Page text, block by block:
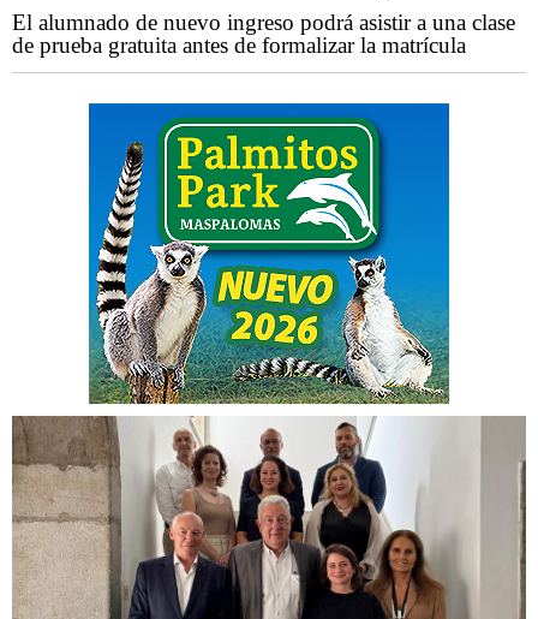
El alumnado de nuevo ingreso podrá asistir a una clase
de prueba gratuita antes de formalizar la matrícula